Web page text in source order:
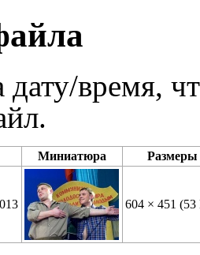
время,
Миниатюра Размеры
604 × 451(53